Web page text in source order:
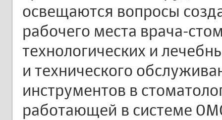
освещаются вопросы
рабочего места врача-
технологических и
и технического
инструментов в
работающей в системе